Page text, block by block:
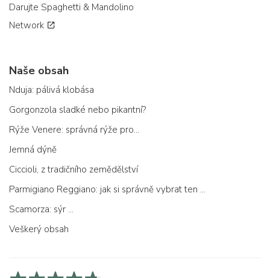
Darujte Spaghetti & Mandolino
Network
Naše obsah
Nduja: pálivá klobása
Gorgonzola sladké nebo pikantní?
Rýže Venere: správná rýže pro...
Jemná dýně
Ciccioli, z tradičního zemědělství
Parmigiano Reggiano: jak si správně vybrat ten pravý
Scamorza: sýr ...
Veškerý obsah